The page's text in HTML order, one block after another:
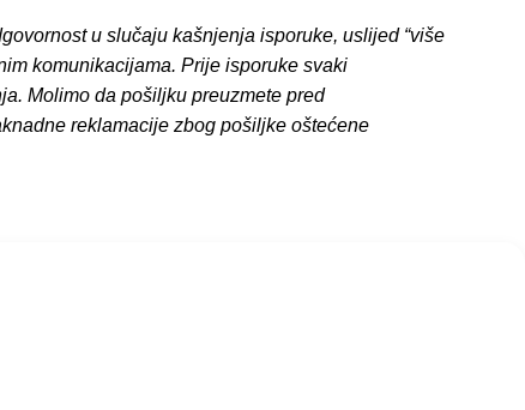
u slučaju kašnjenja isporuke, uslijed “više
komunikacijama. Prije isporuke svaki
Molimo da pošiljku preuzmete pred
reklamacije zbog pošiljke oštećene